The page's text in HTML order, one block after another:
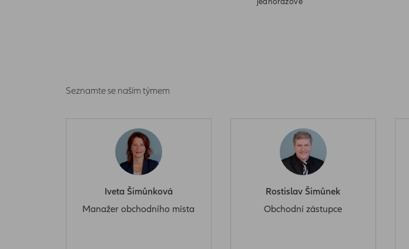
Seznamte se naším týmem
Iveta Šimůnková
Manažer obchodního místa
Rostislav Šimůnek
Obchodní zástupce